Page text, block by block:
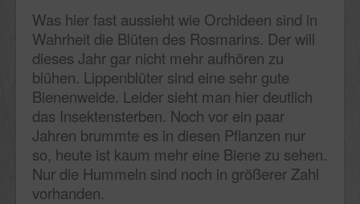
Was hier fast aussieht wie Orchideen sind in
Wahrheit die Blüten des Rosmarins. Der will
dieses Jahr gar nicht mehr aufhören zu
blühen. Lippenblüter sind eine sehr gute
Bienenweide. Leider sieht man hier deutlich
das Insektensterben. Noch vor ein paar
Jahren brummte es in diesen Pflanzen nur
so, heute ist kaum mehr eine Biene zu sehen.
Nur die Hummeln sind noch in größerer Zahl
vorhanden.